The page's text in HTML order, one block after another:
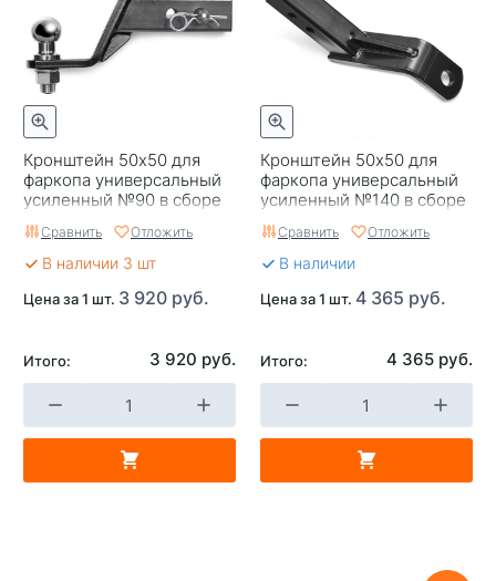
Кронштейн 50x50 для
фаркопа универсальный
усиленный №90 в сборе
PT Group
Сравнить Отложить
В наличии 3 шт
Цена за 1 шт. 3 920 руб.
Итого: 3 920 руб.
Кронштейн 50x50 для
фаркопа универсальный
усиленный №140 в сборе
PT Group
Сравнить Отложить
В наличии
Цена за 1 шт. 4 365 руб.
Итого: 4 365 руб.